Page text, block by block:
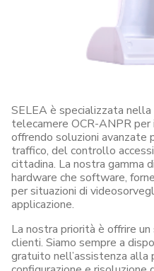
SELEA è specializzata
telecamere OCR-ANPR
offrendo soluzioni
traffico, del controllo
cittadina. La nostra gamma
hardware che software,
per situazioni di
applicazione.
La nostra priorità è offrire
clienti. Siamo sempre a
gratuito nell’assistenza